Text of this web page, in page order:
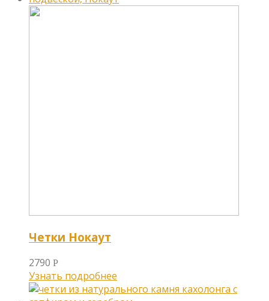
Четки Нокаут
2790 Р
Узнать подробнее